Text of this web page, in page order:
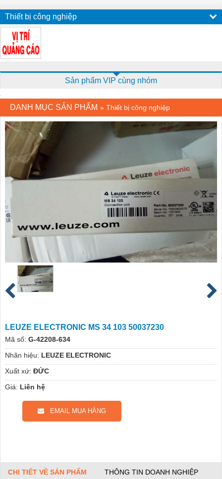
Thiết bị công nghiệp
Sản phẩm VIP cùng nhóm
DANH MỤC SẢN PHẨM » Thiết bị công nghiệp
LEUZE ELECTRONIC MS 34 103 50037230
Mã số: G-42208-634
Nhãn hiệu: LEUZE ELECTRONIC
Xuất xứ: ĐỨC
Giá: Liên hệ
EMAIL MUA HÀNG
CHI TIẾT VỀ SẢN PHẨM THÔNG TIN DOANH NGHIỆP